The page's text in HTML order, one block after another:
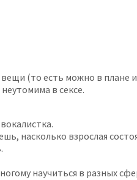
(то есть можно в плане
в сексе.
насколько взрослая
научиться в разных